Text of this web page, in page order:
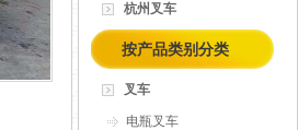
杭州叉车
按产品类别分类
叉车
电瓶叉车